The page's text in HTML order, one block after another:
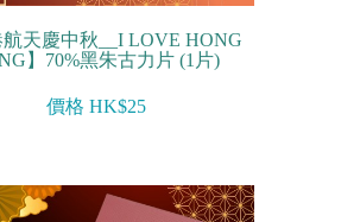
航天慶中秋__I LOVE HONG
】70%黑朱古力片 (1片)
價格 HK$25